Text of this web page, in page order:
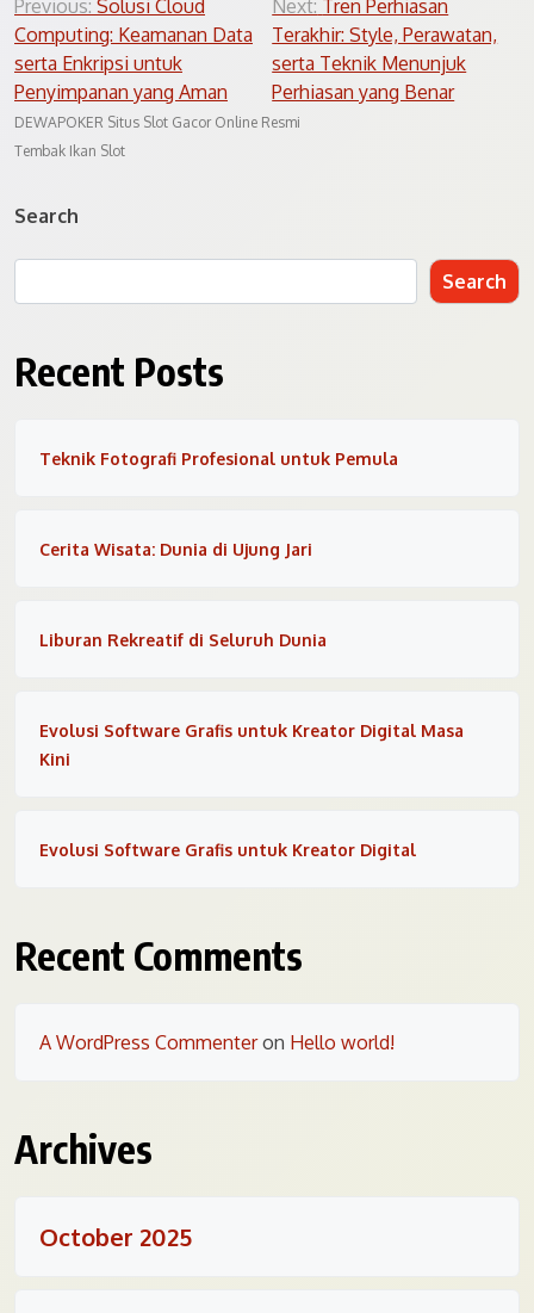
Post
navigation
Previous: Solusi Cloud
Computing: Keamanan Data
serta Enkripsi untuk
Penyimpanan yang Aman
Next: Tren Perhiasan
Terakhir: Style, Perawatan,
serta Teknik Menunjuk
Perhiasan yang Benar
DEWAPOKER Situs Slot Gacor Online Resmi
Tembak Ikan Slot
Search
Search
Recent Posts
Teknik Fotografi Profesional untuk Pemula
Cerita Wisata: Dunia di Ujung Jari
Liburan Rekreatif di Seluruh Dunia
Evolusi Software Grafis untuk Kreator Digital Masa
Kini
Evolusi Software Grafis untuk Kreator Digital
Recent Comments
A WordPress Commenteron Hello world!
Archives
October 2025